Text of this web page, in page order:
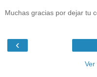
Muchas gracias por dejar tu
‹
Ver